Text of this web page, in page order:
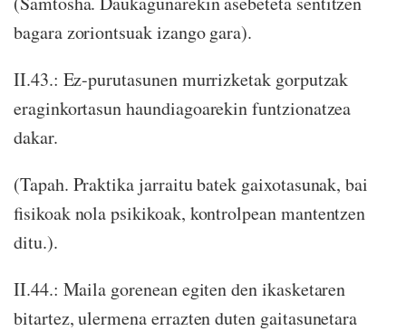
bagara zoriontsuak izango gara).
II.43.: Ez-purutasunen murrizketak gorputzak
eraginkortasun haundiagoarekin funtzionatzea
dakar.
(Tapah. Praktika jarraitu batek gaixotasunak, bai
fisikoak nola psikikoak, kontrolpean mantentzen
ditu.).
II.44.: Maila gorenean egiten den ikasketaren
bitartez, ulermena errazten duten gaitasunetara